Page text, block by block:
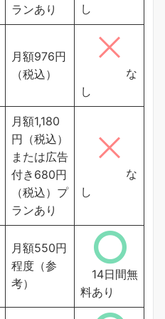
ランあり
し
月額976円
（税込）
な
し
月額1,180
円（税込）
または広告
付き680円
（税込）プ
ランあり
な
し
月額550円
程度（参
考）
14日間無
料あり